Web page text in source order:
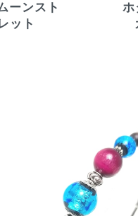
ーンスト
ット
ホ